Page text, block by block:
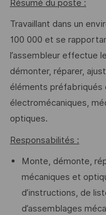
Résumé du poste :
Travaillant dans un
100 000 et se
l’assembleur effectue
démonter, réparer,
éléments
électromécaniques,
optiques.
Responsabilités :
Monte, démonte,
mécaniques et
d’instructions, de
d’assemblages